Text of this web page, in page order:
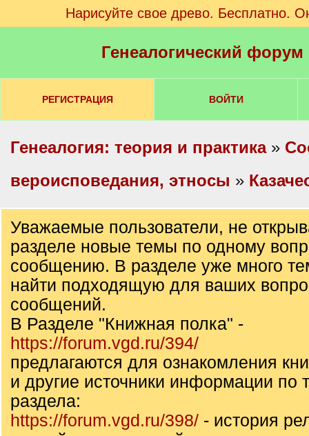
Нарисуйте свое древо. Бесплатно.
Генеалогический
РЕГИСТРАЦИЯ ВОЙТИ
Генеалогия: теория и практика»
вероисповедания, этносы »
Уважаемые пользователи, не
разделе новые темы по одному
сообщению. В разделе уже много
найти подходящую для ваших
сообщений.
В Разделе "Книжная полка" -
https://forum.vgd.ru/394/
предлагаются для ознакомления
и другие источники информации по
раздела:
https://forum.vgd.ru/398/ - история